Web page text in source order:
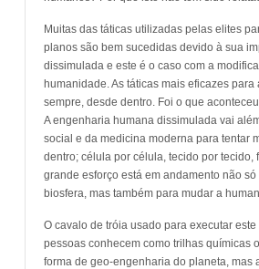
Muitas das táticas utilizadas pelas elites
planos são bem sucedidas devido à sua
dissimulada e este é o caso com a
humanidade. As táticas mais eficazes
sempre, desde dentro. Foi o que
A engenharia humana dissimulada vai
social e da medicina moderna para tentar
dentro; célula por célula, tecido por tecido,
grande esforço está em andamento não
biosfera, mas também para mudar a
O cavalo de tróia usado para executar
pessoas conhecem como trilhas químicas
forma de geo-engenharia do planeta, mas